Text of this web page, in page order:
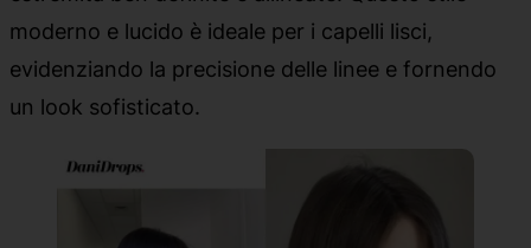
moderno e lucido è ideale per i capelli lisci,
evidenziando la precisione delle linee e fornendo
un look sofisticato.